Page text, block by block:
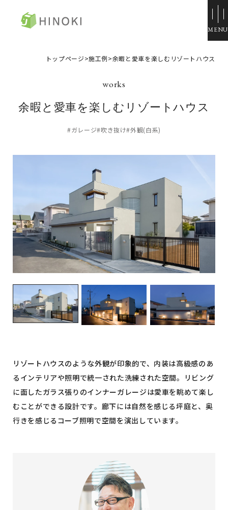
資料請求
イベント情報
トップページ
コンフォート
コンフォート 間取一覧
コンフォート 設備・仕様一
覧
よくある質問
施工事例
お客様の声
リノベーション
展示場・モデルハウス
ハウジングモール倉敷
岡山支店
安江展示場
HINOラボ
来店・相談予約
イベント情報
建売・中古 物件情報
土地情報
土地無料査定
資料請求
スタッフブログ
ひのきちゃんねる
会社概要
スタッフ紹介
採用情報
トップページ>施工例>余暇と愛車を楽しむリゾートハウス
余暇と愛車を楽しむリゾートハウス
#ガレージ#吹き抜け#外観(白系)
リゾートハウスのような外観が印象的で、内装は高級感のあ
るインテリアや照明で統一された洗練された空間。リビング
に面したガラス張りのインナーガレージは愛車を眺めて楽し
むことができる設計です。廊下には自然を感じる坪庭と、奥
行きを感じるコーブ照明で空間を演出しています。